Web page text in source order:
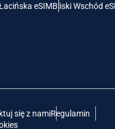
eSIMBliski Wschód
się z namiRegulamin